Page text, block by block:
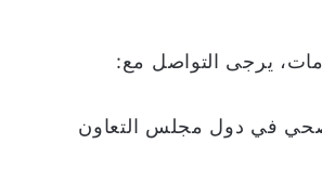
يرجى التواصل مع:
في دول مجلس التعاون